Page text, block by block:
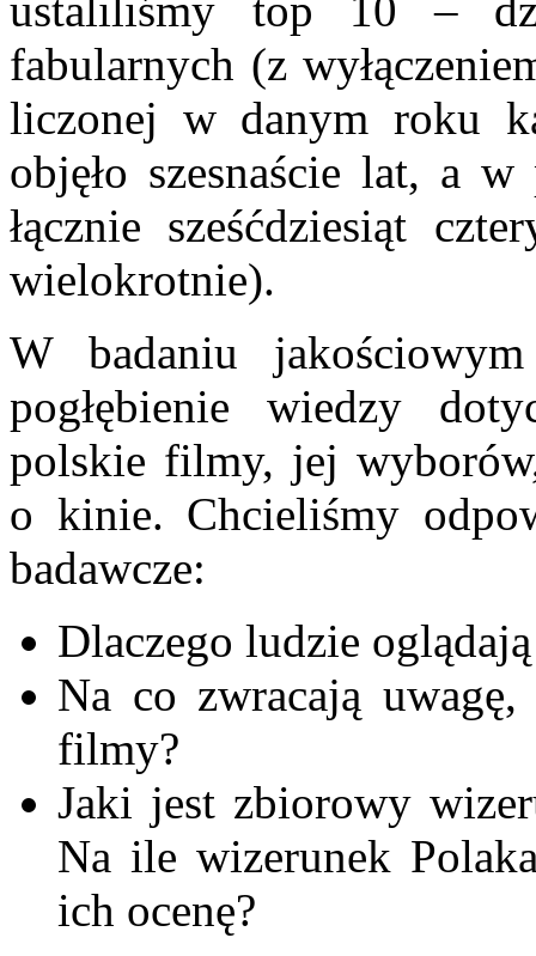
ustaliliśmy top 10 –
fabularnych (z
liczonej w danym roku
objęło szesnaście lat, a
łącznie sześćdziesiąt
wielokrotnie).
W badaniu
pogłębienie wiedzy
polskie filmy, jej
o kinie. Chcieliśmy
badawcze:
Dlaczego ludzie
Na co zwracają
filmy?
Jaki jest zbiorowy
Na ile wizerunek
ich ocenę?